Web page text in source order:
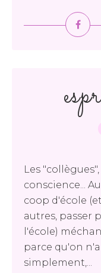
Les
conscience...
coop d'école
autres, passer
l'école)
parce qu'on
simplement,...